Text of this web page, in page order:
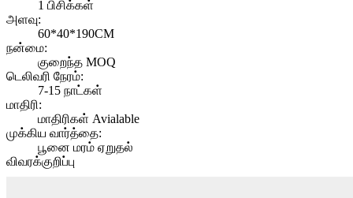
1 பிசிக்கள்
அளவு:
60*40*190CM
நன்மை:
குறைந்த MOQ
டெலிவரி நேரம்:
7-15 நாட்கள்
மாதிரி:
மாதிரிகள் Avialable
முக்கிய வார்த்தை:
பூனை மரம் ஏறுதல்
விவரக்குறிப்பு